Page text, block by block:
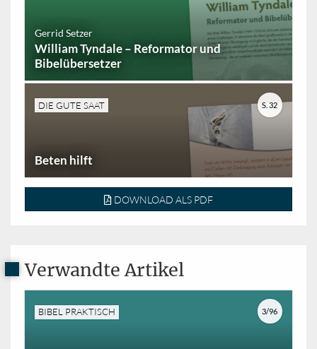
Gerrid Setzer
William Tyndale – Reformator und
Bibelübersetzer
DIE GUTE SAAT
Beten hilft
S. 32
DOWNLOAD ALS PDF
Verwandte Artikel
BIBEL PRAKTISCH 3/96